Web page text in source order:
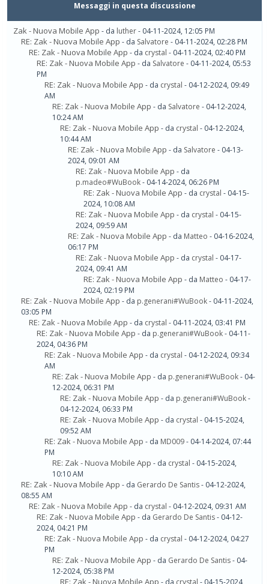
Messaggi in questa discussione
Zak - Nuova Mobile App - da luther- 04-11-2024, 12:05 PM
RE: Zak - Nuova Mobile App - da Salvatore - 04-11-2024, 02:28 PM
RE: Zak - Nuova Mobile App - da crystal - 04-11-2024, 02:40 PM
RE: Zak - Nuova Mobile App - da Salvatore - 04-11-2024, 05:53
PM
RE: Zak - Nuova Mobile App - da crystal - 04-12-2024, 09:49
AM
RE: Zak - Nuova Mobile App - da Salvatore - 04-12-2024,
10:24 AM
RE: Zak - Nuova Mobile App - da crystal - 04-12-2024,
10:44 AM
RE: Zak - Nuova Mobile App - da Salvatore - 04-13-
2024, 09:01 AM
RE: Zak - Nuova Mobile App - da
p.madeo#WuBook- 04-14-2024, 06:26 PM
RE: Zak - Nuova Mobile App - da crystal - 04-15-
2024, 10:08 AM
RE: Zak - Nuova Mobile App - da crystal - 04-15-
2024, 09:59 AM
RE: Zak - Nuova Mobile App - da Matteo - 04-16-2024,
06:17 PM
RE: Zak - Nuova Mobile App - da crystal - 04-17-
2024, 09:41 AM
RE: Zak - Nuova Mobile App - da Matteo - 04-17-
2024, 02:19 PM
RE: Zak - Nuova Mobile App - da p.generani#WuBook- 04-11-2024,
03:05 PM
RE: Zak - Nuova Mobile App - da crystal - 04-11-2024, 03:41 PM
RE: Zak - Nuova Mobile App - da p.generani#WuBook- 04-11-
2024, 04:36 PM
RE: Zak - Nuova Mobile App - da crystal - 04-12-2024, 09:34
AM
RE: Zak - Nuova Mobile App - da p.generani#WuBook- 04-
12-2024, 06:31 PM
RE: Zak - Nuova Mobile App - da p.generani#WuBook-
04-12-2024, 06:33 PM
RE: Zak - Nuova Mobile App - da crystal - 04-15-2024,
09:52 AM
RE: Zak - Nuova Mobile App - da MD009- 04-14-2024, 07:44
PM
RE: Zak - Nuova Mobile App - da crystal - 04-15-2024,
10:10 AM
RE: Zak - Nuova Mobile App - da Gerardo De Santis- 04-12-2024,
08:55 AM
RE: Zak - Nuova Mobile App - da crystal - 04-12-2024, 09:31 AM
RE: Zak - Nuova Mobile App - da Gerardo De Santis- 04-12-
2024, 04:21 PM
RE: Zak - Nuova Mobile App - da crystal - 04-12-2024, 04:27
PM
RE: Zak - Nuova Mobile App - da Gerardo De Santis- 04-
12-2024, 05:38 PM